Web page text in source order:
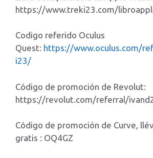
https://www.treki23.com/
Codigo referido Oculus
Quest: https://www.oculus.com/
i23/
Código de promoción de Revolut:
https://revolut.com/referral/
Código de promoción de Curve,
gratis : OQ4GZ